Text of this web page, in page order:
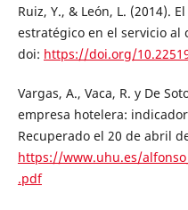
Ruiz, Y., & León, L. (2014).
estratégico en el servicio al
doi: https://doi.org/
Vargas, A., Vaca, R. y De
empresa hotelera:
Recuperado el 20 de abril
https://www.uhu.es/
.pdf